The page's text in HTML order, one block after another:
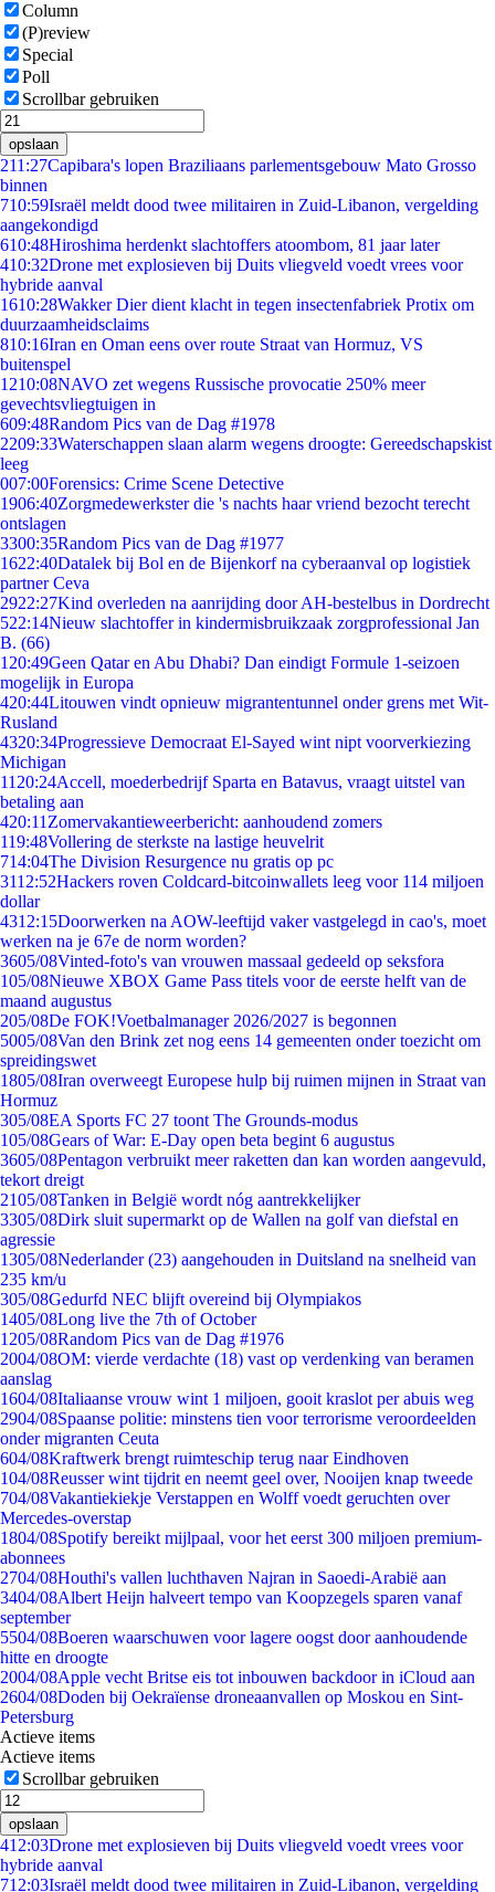
Column
(P)review
Special
Poll
Scrollbar gebruiken
opslaan
211:27Capibara's lopen Braziliaans parlementsgebouw Mato Grosso
binnen
710:59Israël meldt dood twee militairen in Zuid-Libanon, vergelding
aangekondigd
610:48Hiroshima herdenkt slachtoffers atoombom, 81 jaar later
410:32Drone met explosieven bij Duits vliegveld voedt vrees voor
hybride aanval
1610:28Wakker Dier dient klacht in tegen insectenfabriek Protix om
duurzaamheidsclaims
810:16Iran en Oman eens over route Straat van Hormuz, VS
buitenspel
1210:08NAVO zet wegens Russische provocatie 250% meer
gevechtsvliegtuigen in
609:48Random Pics van de Dag #1978
2209:33Waterschappen slaan alarm wegens droogte: Gereedschapskist
leeg
007:00Forensics: Crime Scene Detective
1906:40Zorgmedewerkster die 's nachts haar vriend bezocht terecht
ontslagen
3300:35Random Pics van de Dag #1977
1622:40Datalek bij Bol en de Bijenkorf na cyberaanval op logistiek
partner Ceva
2922:27Kind overleden na aanrijding door AH-bestelbus in Dordrecht
522:14Nieuw slachtoffer in kindermisbruikzaak zorgprofessional Jan
B. (66)
1 20:49Geen Qatar en Abu Dhabi? Dan eindigt Formule 1-seizoen
mogelijk in Europa
420:44Litouwen vindt opnieuw migrantentunnel onder grens met Wit-
Rusland
4320:34Progressieve Democraat El-Sayed wint nipt voorverkiezing
Michigan
11 20:24Accell, moederbedrijf Sparta en Batavus, vraagt uitstel van
betaling aan
420:11 Zomervakantieweerbericht: aanhoudend zomers
119:48Vollering de sterkste na lastige heuvelrit
714:04The Division Resurgence nu gratis op pc
3112:52Hackers roven Coldcard-bitcoinwallets leeg voor 114 miljoen
dollar
4312:15Doorwerken na AOW-leeftijd vaker vastgelegd in cao's, moet
werken na je 67e de norm worden?
3605/08Vinted-foto's van vrouwen massaal gedeeld op seksfora
105/08Nieuwe XBOX Game Pass titels voor de eerste helft van de
maand augustus
205/08De FOK!Voetbalmanager 2026/2027 is begonnen
5005/08Van den Brink zet nog eens 14 gemeenten onder toezicht om
spreidingswet
1805/08Iran overweegt Europese hulp bij ruimen mijnen in Straat van
Hormuz
305/08EA Sports FC 27 toont The Grounds-modus
105/08Gears of War: E-Day open beta begint 6 augustus
3605/08Pentagon verbruikt meer raketten dan kan worden aangevuld,
tekort dreigt
2105/08Tanken in België wordt nóg aantrekkelijker
3305/08Dirk sluit supermarkt op de Wallen na golf van diefstal en
agressie
1305/08Nederlander (23) aangehouden in Duitsland na snelheid van
235 km/u
305/08Gedurfd NEC blijft overeind bij Olympiakos
1405/08Long live the 7th of October
1205/08Random Pics van de Dag #1976
2004/08OM: vierde verdachte (18) vast op verdenking van beramen
aanslag
1604/08Italiaanse vrouw wint 1 miljoen, gooit kraslot per abuis weg
2904/08Spaanse politie: minstens tien voor terrorisme veroordeelden
onder migranten Ceuta
604/08Kraftwerk brengt ruimteschip terug naar Eindhoven
104/08Reusser wint tijdrit en neemt geel over, Nooijen knap tweede
704/08Vakantiekiekje Verstappen en Wolff voedt geruchten over
Mercedes-overstap
1804/08Spotify bereikt mijlpaal, voor het eerst 300 miljoen premium-
abonnees
2704/08Houthi's vallen luchthaven Najran in Saoedi-Arabië aan
3404/08Albert Heijn halveert tempo van Koopzegels sparen vanaf
september
5504/08Boeren waarschuwen voor lagere oogst door aanhoudende
hitte en droogte
2004/08Apple vecht Britse eis tot inbouwen backdoor in iCloud aan
2604/08Doden bij Oekraïense droneaanvallen op Moskou en Sint-
Petersburg
Actieve items
Actieve items
Scrollbar gebruiken
opslaan
412:03Drone met explosieven bij Duits vliegveld voedt vrees voor
hybride aanval
712:03Israël meldt dood twee militairen in Zuid-Libanon, vergelding